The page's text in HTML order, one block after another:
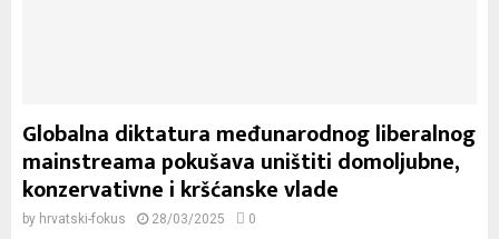
Globalna diktatura međunarodnog liberalnog
mainstreama pokušava uništiti domoljubne,
konzervativne i kršćanske vlade
by hrvatski-fokus 28/03/2025 0